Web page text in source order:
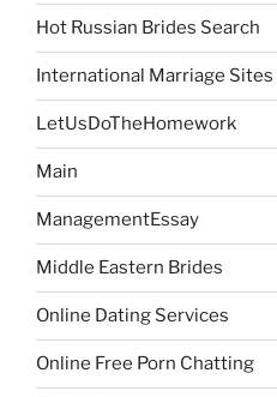
Hot Russian Brides Search
International Marriage Sites
LetUsDoTheHomework
Main
ManagementEssay
Middle Eastern Brides
Online Dating Services
Online Free Porn Chatting